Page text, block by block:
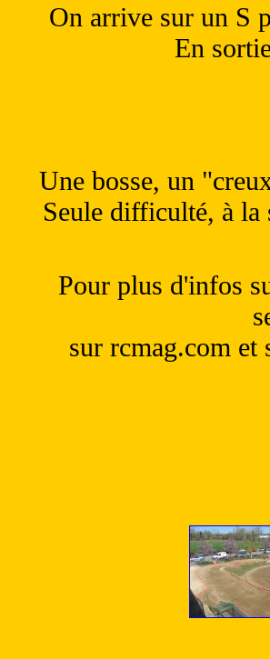
On arrive sur un S
En
Une bosse, un
Seule difficulté, à la
Pour plus d'infos
sur rcmag.com et